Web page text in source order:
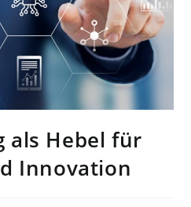
als Hebel für
Innovation